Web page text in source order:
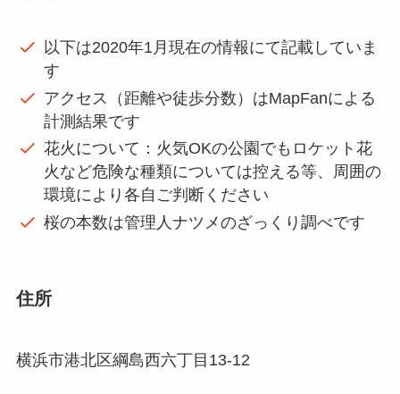
以下は2020年1月現在の情報にて記載していま
す
アクセス（距離や徒歩分数）はMapFanによる
計測結果です
花火について：火気OKの公園でもロケット花
火など危険な種類については控える等、周囲の
環境により各自ご判断ください
桜の本数は管理人ナツメのざっくり調べです
住所
横浜市港北区綱島西六丁目13-12